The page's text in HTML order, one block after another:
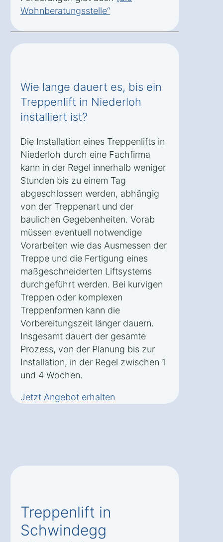
Wohnberatungsstelle“
Wie lange dauert es, bis ein
Treppenlift in Niederloh
installiert ist?
Die Installation eines Treppenlifts in
Niederloh durch eine Fachfirma
kann in der Regel innerhalb weniger
Stunden bis zu einem Tag
abgeschlossen werden, abhängig
von der Treppenart und der
baulichen Gegebenheiten. Vorab
müssen eventuell notwendige
Vorarbeiten wie das Ausmessen der
Treppe und die Fertigung eines
maßgeschneiderten Liftsystems
durchgeführt werden. Bei kurvigen
Treppen oder komplexen
Treppenformen kann die
Vorbereitungszeit länger dauern.
Insgesamt dauert der gesamte
Prozess, von der Planung bis zur
Installation, in der Regel zwischen 1
und 4 Wochen.
Jetzt Angebot erhalten
Treppenlift in
Schwindegg